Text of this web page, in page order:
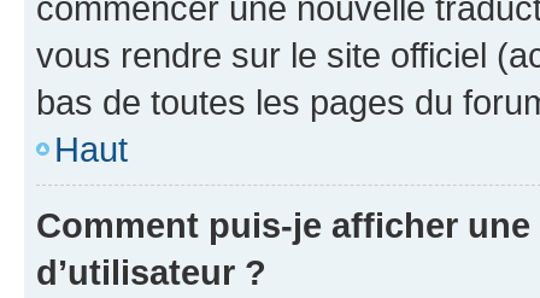
vous rendre sur le site officiel
bas de toutes les pages du
Haut
Comment puis-je afficher
d’utilisateur ?